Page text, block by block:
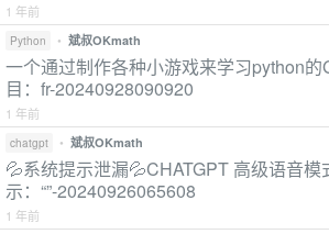
1 年前
Python • 斌叔OKmath
一个通过制作各种小游戏来学习python的
目：fr-20240928090920
1 年前
chatgpt • 斌叔OKmath
💦系统提示泄漏💦CHATGPT 高级语音模
示：“”-20240926065608
1 年前